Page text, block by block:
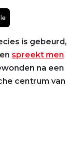
is gebeurd,
spreekt men
na een
centrum van